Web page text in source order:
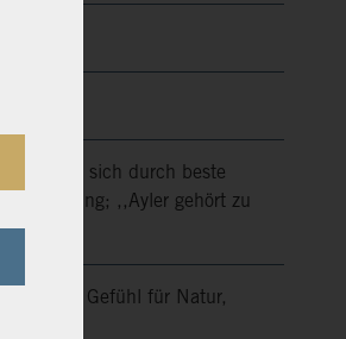
zeichnet sich durch beste
Meinung; ,,Ayler gehört zu
mit Gefühl für Natur,
Stil!